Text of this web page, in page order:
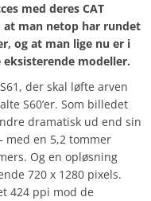
med deres CAT
at man netop har rundet
og at man lige nu er i
modeller.
der skal løfte arven
S60’er. Som billedet
dramatisk ud end sin
med en 5,2 tommer
Og en opløsning
720 x 1280 pixels.
424 ppi mod de